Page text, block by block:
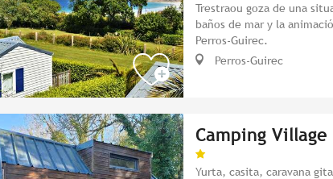
Trestraou goza de una
baños de mar y la
Perros-Guirec.
Perros-Guirec
Camping
Yurta, casita, caravana